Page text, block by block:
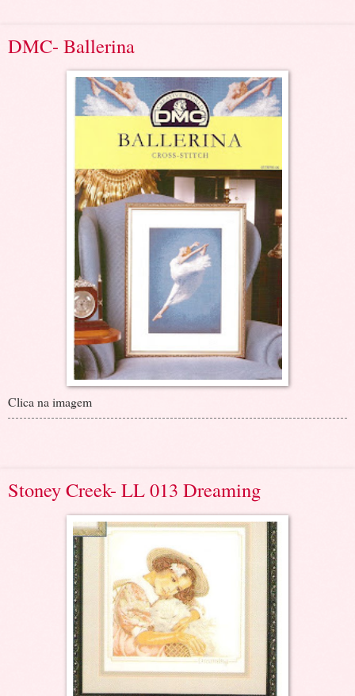
DMC- Ballerina
Clica na imagem
Stoney Creek- LL 013 Dreaming